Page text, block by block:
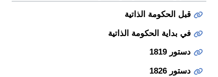
قبل الحكومة الذاتية
في بداية الحكومة الذاتية
دستور 1819
دستور 1826